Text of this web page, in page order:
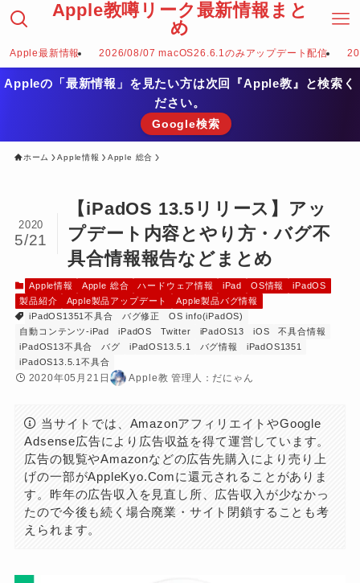
Apple教噂リーク最新情報まと
め
Apple最新情報 2026/08/07 macOS26.6.1のみアップデート配信
Appleの「最新情報」を見たい方は次回『Apple教』と検索く
ださい。
Google検索
ホーム Apple情報 Apple 総合
【iPadOS 13.5リリース】アッ
プデート内容とやり方・バグ不
具合情報報告などまとめ
2020
5/21
Apple情報 Apple 総合 ハードウェア情報 iPad OS情報
iPadOS
製品紹介
Apple製品アップデート
Apple製品バグ情報
iPadOS1351不具合
バグ修正
OS info(iPadOS)
自動コンテンツ-iPad
iPadOS Twitter iPadOS13 iOS
不具合情報
iPadOS13不具合
バグ iPadOS13.5.1 バグ情報
iPadOS1351
iPadOS13.5.1不具合
2020年05月21日 Apple教 管理人：だにゃん
当サイトでは、AmazonアフィリエイトやGoogle
Adsense広告により広告収益を得て運営しています。
広告の観覧やAmazonなどの広告先購入により売り上
げの一部がAppleKyo.Comに還元されることがありま
す。昨年の広告収入を見直し所、広告収入が少なかっ
たので今後も続く場合廃業・サイト閉鎖することも考
えられます。